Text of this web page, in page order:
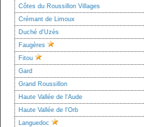
Côtes du Roussillon Villages
Crémant de Limoux
Duché d'Uzès
Faugères
Fitou
Gard
Grand Roussillon
Haute Vallée de l'Aude
Haute Vallée de l'Orb
Languedoc